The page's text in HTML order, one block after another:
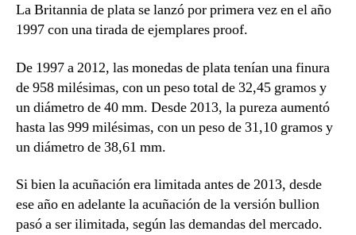
La Britannia de plata se lanzó por primera vez en el año
1997 con una tirada de ejemplares proof.
De 1997 a 2012, las monedas de plata tenían una finura
de 958 milésimas, con un peso total de 32,45 gramos y
un diámetro de 40 mm. Desde 2013, la pureza aumentó
hasta las 999 milésimas, con un peso de 31,10 gramos y
un diámetro de 38,61 mm.
Si bien la acuñación era limitada antes de 2013, desde
ese año en adelante la acuñación de la versión bullion
pasó a ser ilimitada, según las demandas del mercado.